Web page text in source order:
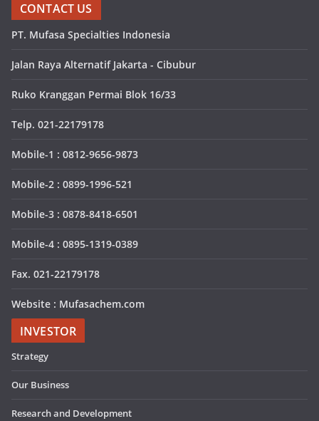
CONTACT US
PT. Mufasa Specialties Indonesia
Jalan Raya Alternatif Jakarta - Cibubur
Ruko Kranggan Permai Blok 16/33
Telp. 021-22179178
Mobile-1 : 0812-9656-9873
Mobile-2 : 0899-1996-521
Mobile-3 : 0878-8418-6501
Mobile-4 : 0895-1319-0389
Fax. 021-22179178
Website : Mufasachem.com
INVESTOR
Strategy
Our Business
Research and Development